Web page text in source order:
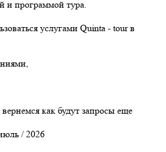
и программой тура.
услугами Quinta - tour в
как будут запросы еще
/ 2026